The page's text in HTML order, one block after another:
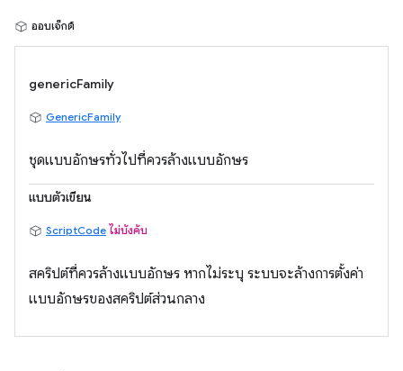
ออบเจ็กต์
genericFamily
GenericFamily
ชุดแบบอักษรทั่วไปที่ควรล้างแบบอักษร
แบบตัวเขียน
ScriptCode ไม่บังคับ
สคริปต์ที่ควรล้างแบบอักษร หากไม่ระบุ ระบบจะล้างการตั้งค่า
แบบอักษรของสคริปต์ส่วนกลาง